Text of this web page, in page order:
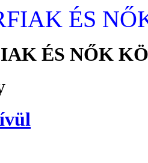
ÉS
ÉS NŐK